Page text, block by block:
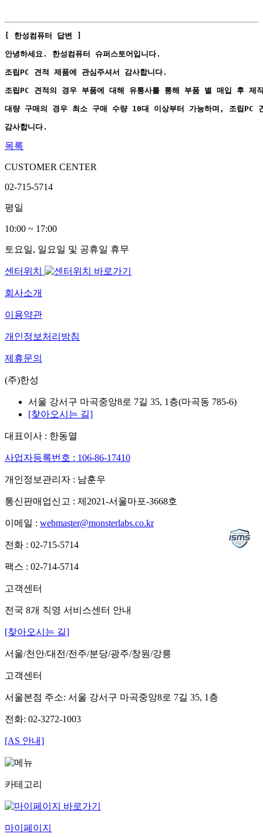
[ 한성컴퓨터 답변 ]
안녕하세요. 한성컴퓨터 슈퍼스토어입니다.
조립PC 견적 제품에 관심주셔서 감사합니다.
조립PC 견적의 경우 부품에 대해 유통사를 통해 부품 별 매입 후
대량 구매의 경우 최소 구매 수량 10대 이상부터 가능하며, 조립PC
감사합니다.
목록
CUSTOMER CENTER
02-715-5714
평일
10:00 ~ 17:00
토요일, 일요일 및 공휴일 휴무
센터위치
회사소개
이용약관
개인정보처리방침
제휴문의
(주)한성
서울 강서구 마곡중앙8로 7길 35, 1층(마곡동 785-6)
[찾아오시는 길]
대표이사 : 한동열
사업자등록번호 : 106-86-17410
개인정보관리자 : 남훈우
통신판매업신고 : 제2021-서울마포-3668호
이메일 : webmaster@monsterlabs.co.kr
전화 : 02-715-5714
팩스 : 02-714-5714
고객센터
전국 8개 직영 서비스센터 안내
[찾아오시는 길]
서울/천안/대전/전주/분당/광주/창원/강릉
고객센터
서울본점 주소: 서울 강서구 마곡중앙8로 7길 35, 1층
전화: 02-3272-1003
[AS 안내]
카테고리
마이페이지